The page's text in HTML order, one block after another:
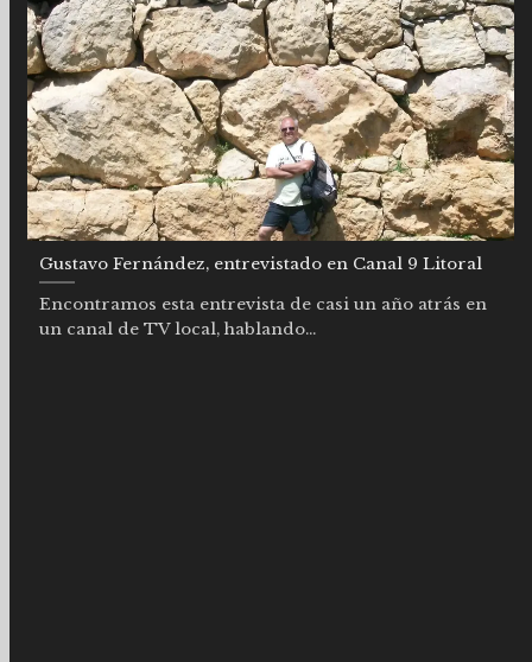
Gustavo Fernández, entrevistado en Canal 9 Litoral
Encontramos esta entrevista de casi un año atrás en
un canal de TV local, hablando...